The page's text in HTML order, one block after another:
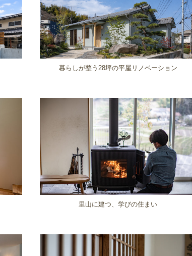
暮らしが整う28坪の平屋リノベーション
里山に建つ、学びの住まい